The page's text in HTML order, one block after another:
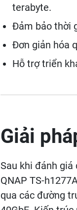
terabyte.
Đảm bảo thời
Đơn giản hóa
Hỗ trợ triển
Giải
Sau khi đánh giá
QNAP TS-
qua các đường